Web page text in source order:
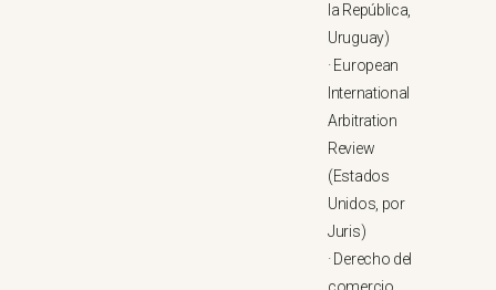
la República,
Uruguay)
·European
International
Arbitration
Review
(Estados
Unidos, por
Juris)
·Derecho del